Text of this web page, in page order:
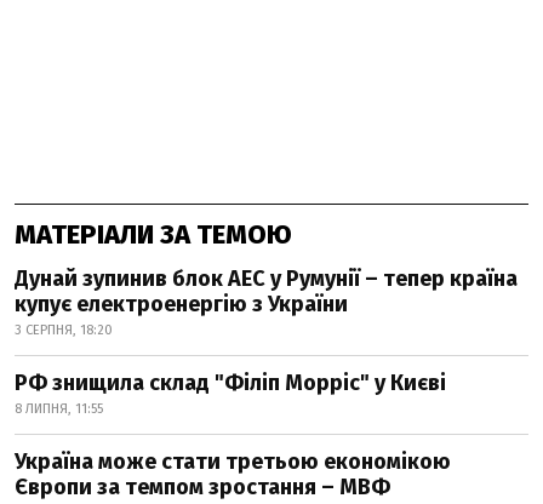
МАТЕРІАЛИ ЗА ТЕМОЮ
Дунай зупинив блок АЕС у Румунії – тепер країна
купує електроенергію з України
3 СЕРПНЯ, 18:20
РФ знищила склад "Філіп Морріс" у Києві
8 ЛИПНЯ, 11:55
Україна може стати третьою економікою
Європи за темпом зростання – МВФ